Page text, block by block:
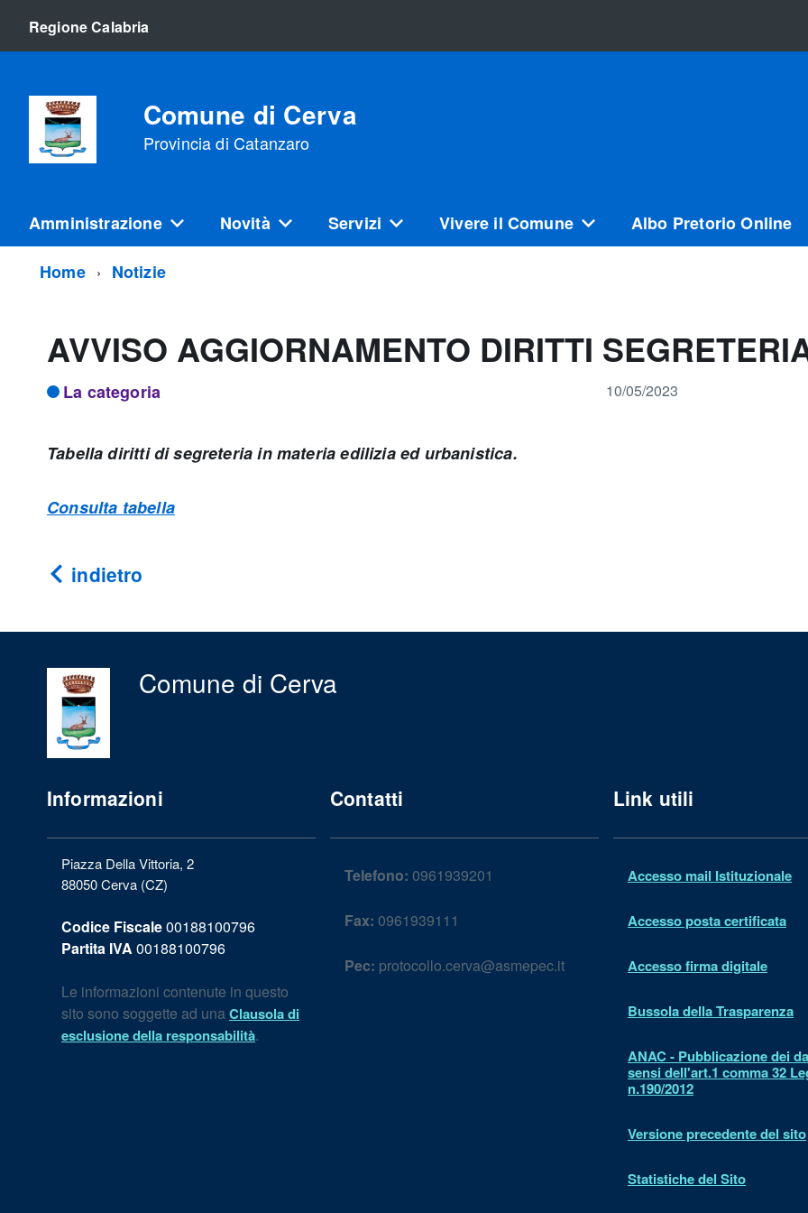
Regione Calabria
Comune di Cerva
Provincia di Catanzaro
Amministrazione Novità Servizi Vivere il Comune Albo Pretorio Online
Home Notizie
AVVISO AGGIORNAMENTO DIRITTI
La categoria 10/05/2023
Tabella diritti di segreteria in materia edilizia ed urbanistica.
Consulta tabella
indietro
Comune di Cerva
Informazioni
Piazza Della Vittoria, 2
88050 Cerva (CZ)
Codice Fiscale00188100796
Partita IVA 00188100796
Le informazioni contenute in questo
sito sono soggette ad unaClausola di
esclusione della responsabilità.
Contatti
Telefono: 0961939201
Fax: 0961939111
Pec: protocollo.cerva@asmepec.it
Link utili
Accesso mail Istituzionale
Accesso posta certificata
Accesso firma digitale
Bussola della Trasparenza
ANAC - Pubblicazione dei
sensi dell'art.1 comma 32
n.190/2012
Versione precedente del sito
Statistiche del Sito